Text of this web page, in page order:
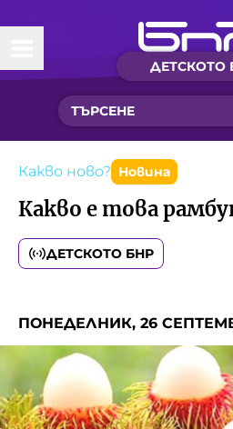
ДЕТСКОТО
Начало
Какво ново?
Рубрики с
Детско радио
Чуйте
Приказки
Песнички
Искри
Интересен архив
Нашите гости
Игри
Какво ново? Новина
Какво е това
ДЕТСКОТО БНР
ПОНЕДЕЛНИК, 26